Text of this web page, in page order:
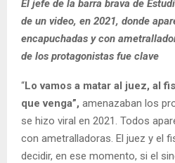
El jefe de la barra brava de
de un video, en 2021, donde
encapuchadas y con
de los protagonistas fue clave
“Lo vamos a matar al juez, al
que venga”, amenazaban los
se hizo viral en 2021. Todos
con ametralladoras. El juez y el
decidir, en ese momento, si el